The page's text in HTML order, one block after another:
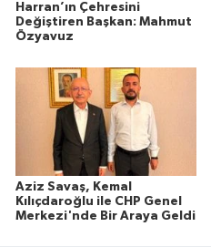
Harran’ın Çehresini
Değiştiren Başkan: Mahmut
Özyavuz
Aziz Savaş, Kemal
Kılıçdaroğlu ile CHP Genel
Merkezi'nde Bir Araya Geldi